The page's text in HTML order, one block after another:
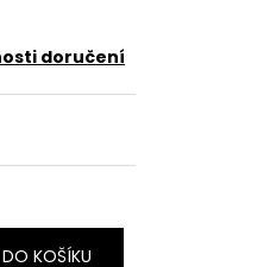
doručení
DO KOŠÍKU